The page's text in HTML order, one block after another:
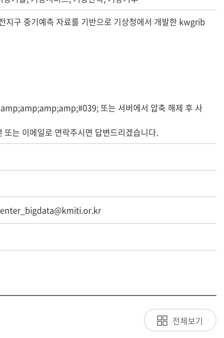
구 중기예측 자료를 기반으로 기상청에서 개발한 kwgrib
또는 서버에서 압축 해제 후 사
는 이메일로 연락주시면 답변드리겠습니다.
전체보기